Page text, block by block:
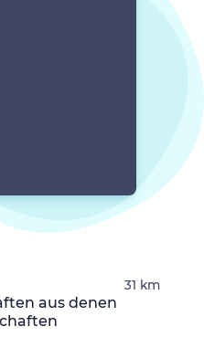
aus denen
31 km